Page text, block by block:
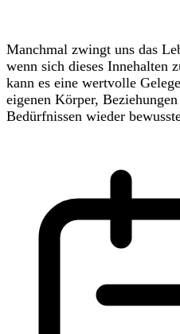
Manchmal zwingt uns das
wenn sich dieses Innehalten
kann es eine wertvolle
eigenen Körper,
Bedürfnissen wieder